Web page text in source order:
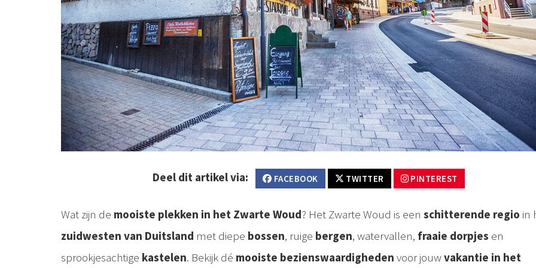
Deel dit artikel via: FACEBOOK TWITTER PINTEREST
Wat zijn de mooiste plekken in het Zwarte Woud? Het Zwarte Woud is een schitterende regio in
zuidwesten van Duitsland met diepe bossen, ruige bergen, watervallen, fraaie dorpjes en
sprookjesachtige kastelen. Bekijk dé mooiste bezienswaardigheden voor jouwvakantie in het